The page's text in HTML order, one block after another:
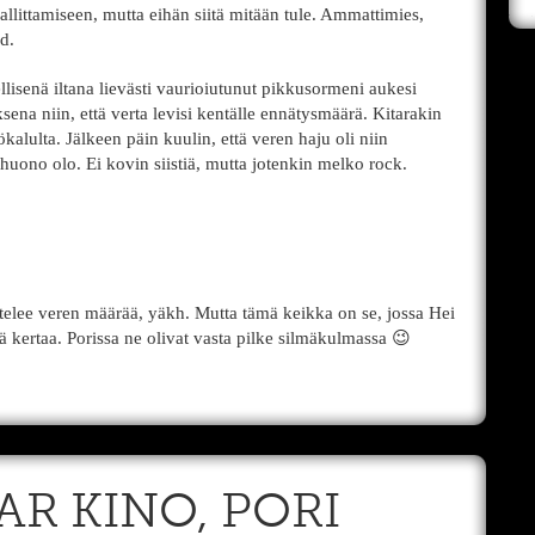
mutta eihän siitä mitään tule. Ammattimies,
iltana lievästi vaurioiutunut pikkusormeni aukesi
niin, että verta levisi kentälle ennätysmäärä. Kitarakin
Jälkeen päin kuulin, että veren haju oli niin
olo. Ei kovin siistiä, mutta jotenkin melko rock.
veren määrää, yäkh. Mutta tämä keikka on se, jossa Hei
kertaa. Porissa ne olivat vasta pilke silmäkulmassa 😉
KINO, PORI